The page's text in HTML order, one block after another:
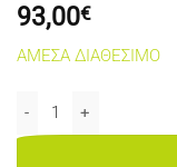
93,00€
ΑΜΕΣΑ ΔΙΑΘΕΣΙΜΟ
KYOSERA